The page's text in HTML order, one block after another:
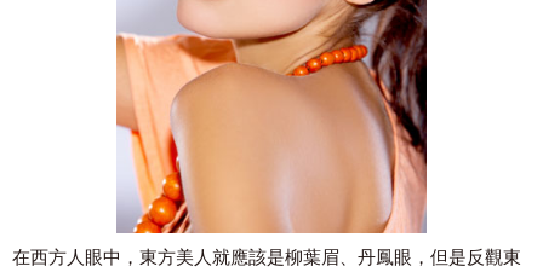
在西方人眼中，東方美人就應該是柳葉眉、丹鳳眼，但是反觀東